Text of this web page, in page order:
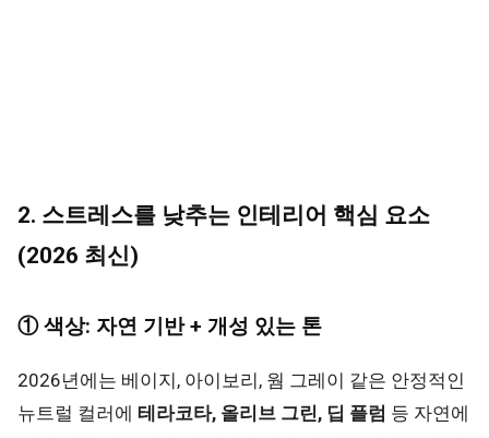
2. 스트레스를 낮추는 인테리어 핵심 요소
(2026 최신)
① 색상: 자연 기반 + 개성 있는 톤
2026년에는 베이지, 아이보리, 웜 그레이 같은 안정적인
뉴트럴 컬러에 테라코타, 올리브 그린, 딥 플럼 등 자연에